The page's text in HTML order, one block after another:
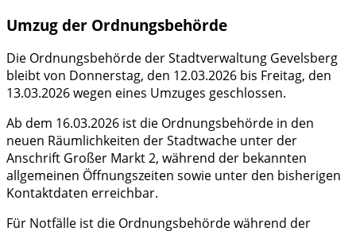
Umzug der Ordnungsbehörde
Die Ordnungsbehörde der Stadtverwaltung Gevelsberg
bleibt von Donnerstag, den 12.03.2026 bis Freitag, den
13.03.2026 wegen eines Umzuges geschlossen.
Ab dem 16.03.2026 ist die Ordnungsbehörde in den
neuen Räumlichkeiten der Stadtwache unter der
Anschrift Großer Markt 2, während der bekannten
allgemeinen Öffnungszeiten sowie unter den bisherigen
Kontaktdaten erreichbar.
Für Notfälle ist die Ordnungsbehörde während der